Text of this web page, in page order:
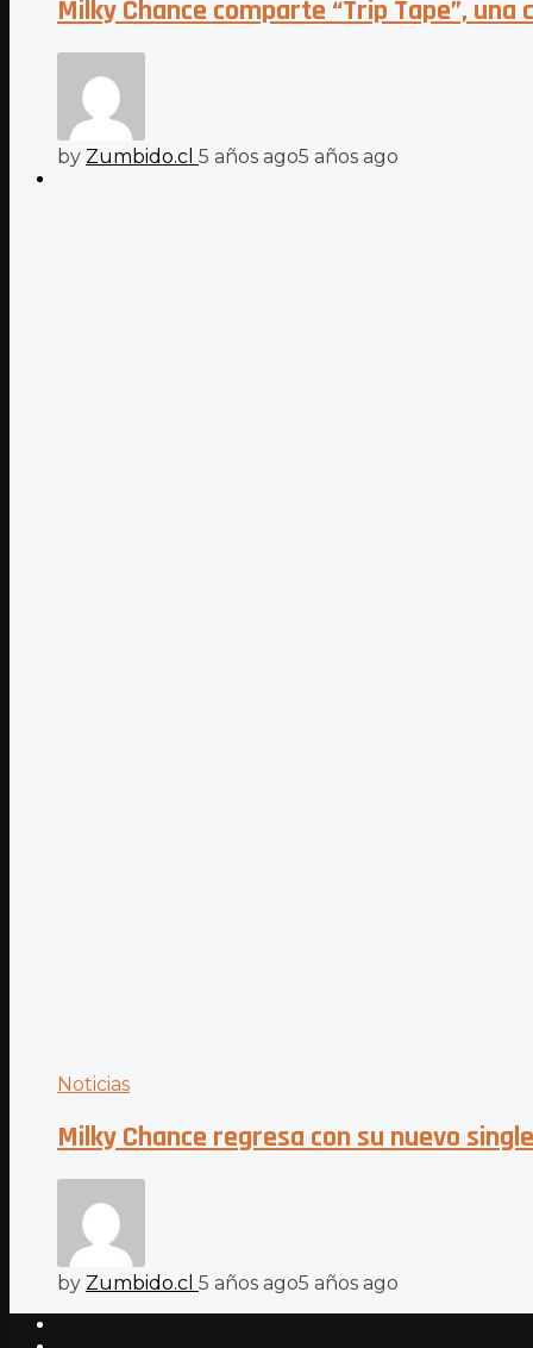
Milky Chance comparte “Trip Tape”,
by Zumbido.cl 5 años ago5 años ago
Noticias
Milky Chance regresa con su nuevo
by Zumbido.cl 5 años ago5 años ago